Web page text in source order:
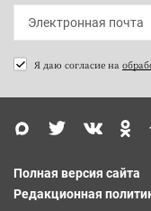
Я даю согласие на
Полная версия сайта
Редакционная